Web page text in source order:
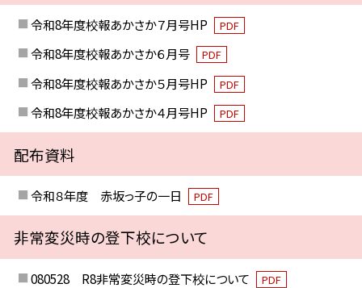
令和8年度校報あかさか７月号HP PDF
令和8年度校報あかさか６月号 PDF
令和8年度校報あかさか５月号HP PDF
令和8年度校報あかさか４月号HP PDF
配布資料
令和８年度 赤坂っ子の一日 PDF
非常変災時の登下校について
080528 R8非常変災時の登下校について PDF